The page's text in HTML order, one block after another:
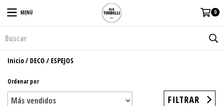
MENÚ 0
Inicio/ DECO / ESPEJOS
Ordenar por
FILTRAR